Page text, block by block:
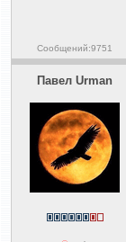
Сообщений:9751
Павел Urman